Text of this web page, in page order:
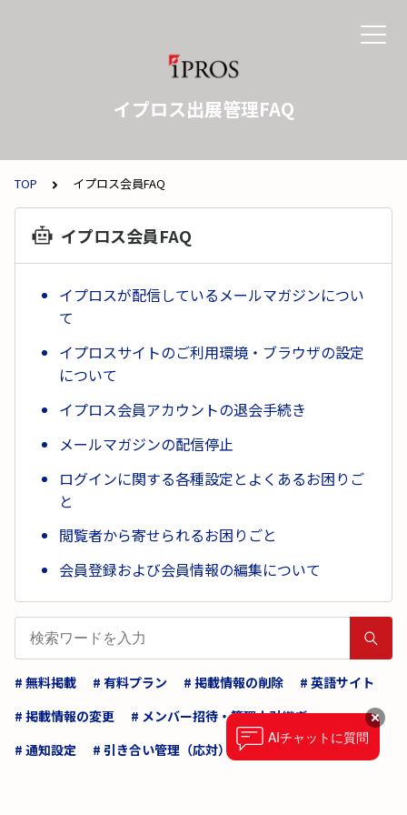
イプロス出展管理FAQ
TOP イプロス会員FAQ
イプロス会員FAQ
イプロスが配信しているメールマガジンについ
て
イプロスサイトのご利用環境・ブラウザの設定
について
イプロス会員アカウントの退会手続き
メールマガジンの配信停止
ログインに関する各種設定とよくあるお困りご
と
閲覧者から寄せられるお困りごと
会員登録および会員情報の編集について
# 無料掲載 # 有料プラン # 掲載情報の削除
# 英語サイト
# 掲載情報の変更
# メンバー招待・管理人引継ぎ
# 通知設定
# 引き合い管理（応対） # 分析 # 育成管理
AIチャットに質問